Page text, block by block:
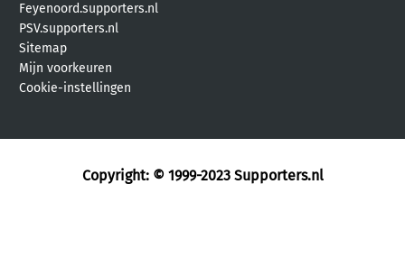
Feyenoord.supporters.nl
PSV.supporters.nl
Sitemap
Mijn voorkeuren
Cookie-instellingen
Copyright: © 1999-2023 Supporters.nl